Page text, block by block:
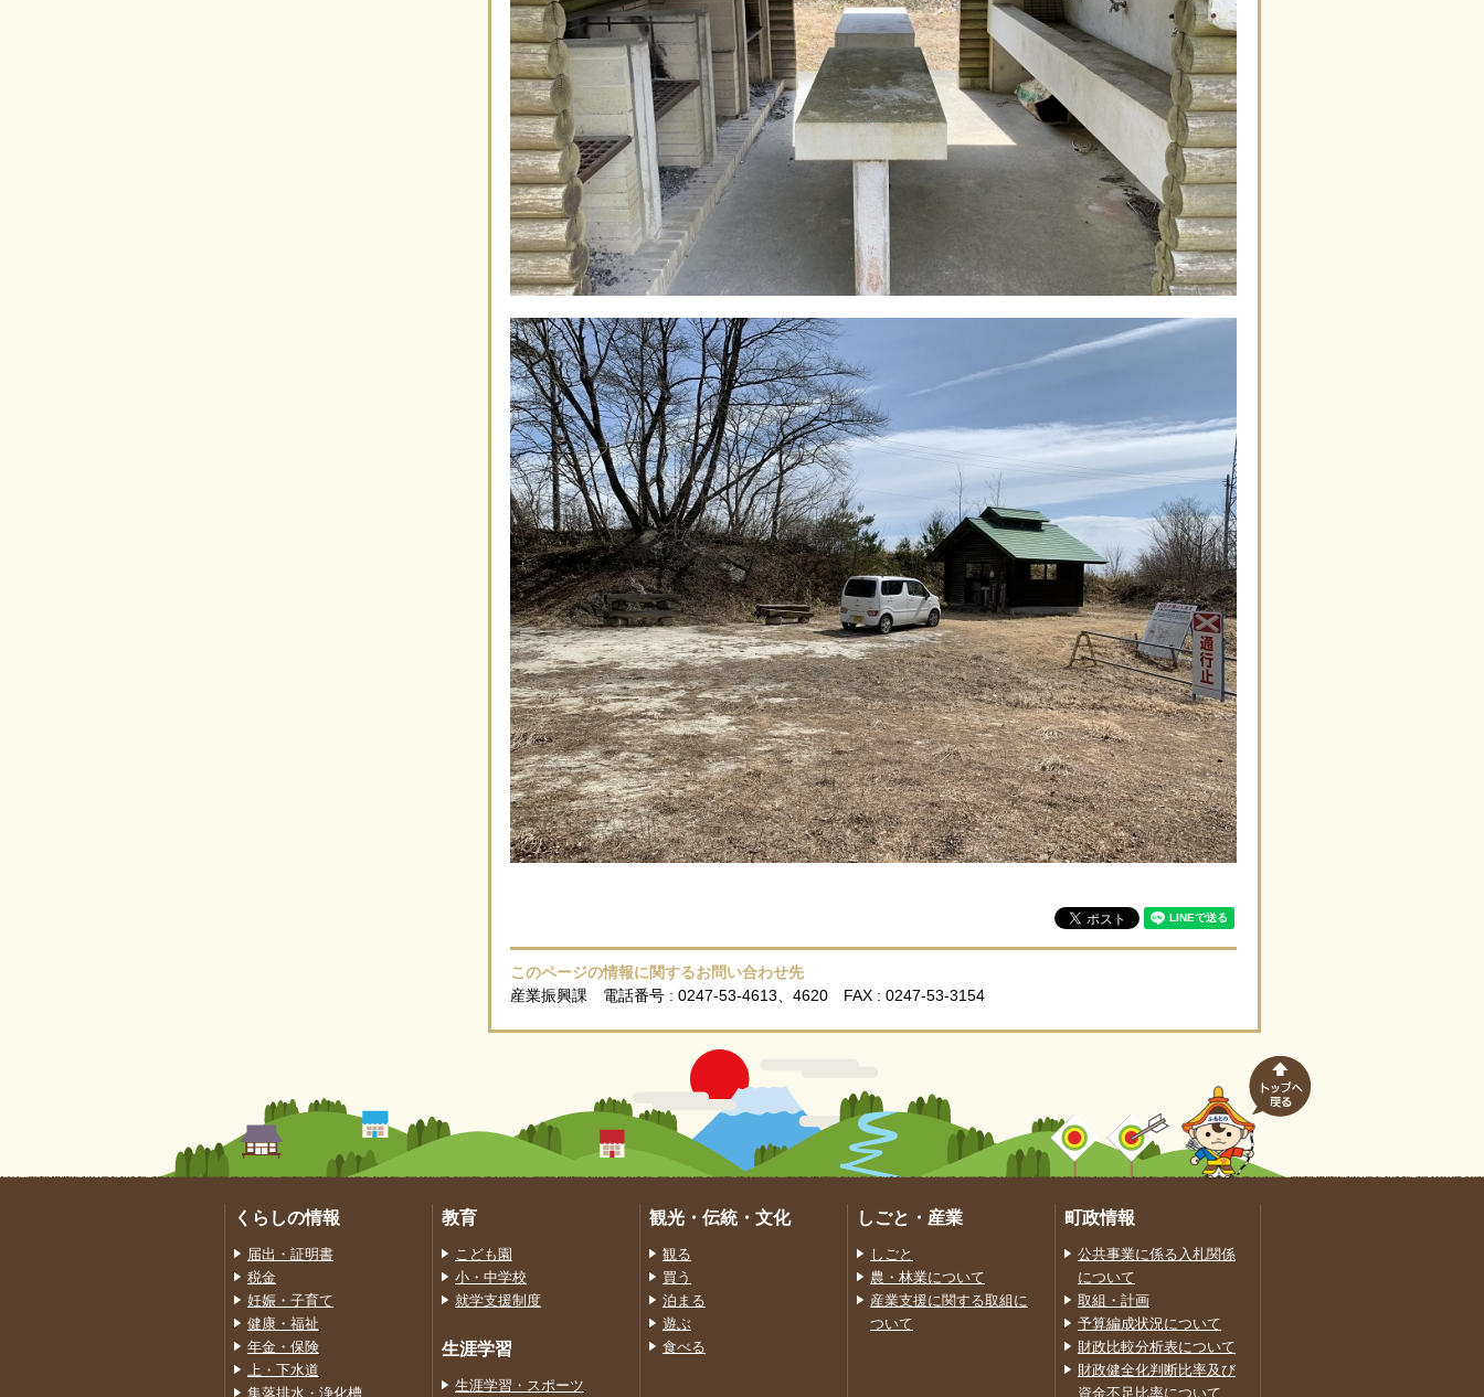
このページの情報に関するお問い合わせ先
産業振興課 電話番号 : 0247-53-4613、4620 FAX : 0247-53-3154
くらしの情報
届出・証明書
税金
妊娠・子育て
健康・福祉
年金・保険
上・下水道
集落排水・浄化槽
教育
こども園
小・中学校
就学支援制度
生涯学習
生涯学習・スポーツ
観光・伝統・文化
観る
買う
泊まる
遊ぶ
食べる
しごと・産業
しごと
農・林業について
産業支援に関する取組に
ついて
町政情報
公共事業に係る入札関係
について
取組・計画
予算編成状況について
財政比較分析表について
財政健全化判断比率及び
資金不足比率について